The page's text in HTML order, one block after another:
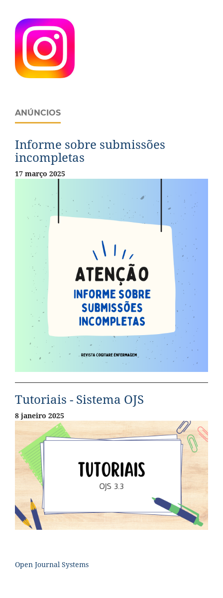
ANÚNCIOS
Informe sobre submissões
incompletas
17 março 2025
Tutoriais - Sistema OJS
8 janeiro 2025
Open Journal Systems